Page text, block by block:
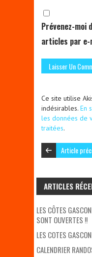
Prévenez-moi
articles par e-
Ce site utilise
indésirables. En
les données de
traitées.
Article
ARTICLES
LES CÔTES
SONT OUVERTES !!
LES COTES
CALENDRIER